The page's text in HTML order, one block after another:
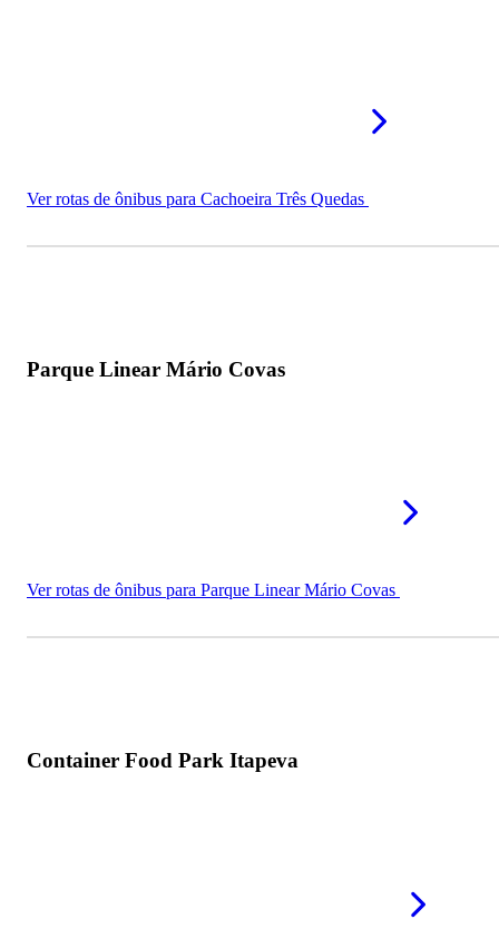
Ver rotas de ônibus para Cachoeira Três Quedas
Parque Linear Mário Covas
Ver rotas de ônibus para Parque Linear Mário Covas
Container Food Park Itapeva